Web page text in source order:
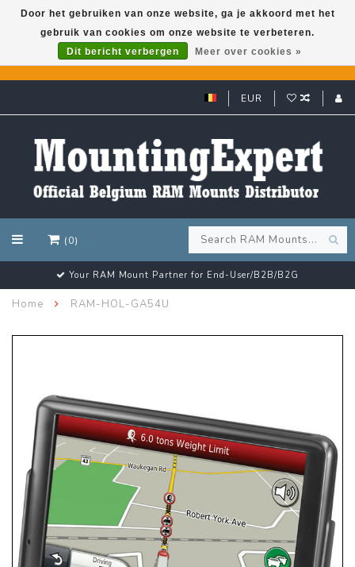
GARMIN GPS met een superkorting tot 50%? Klik hier!
EUR
(0)
Your RAM Mount Partner for End-User/B2B/B2G
Home RAM-HOL-GA54U
Door het gebruiken van onze website, ga je akkoord met het
gebruik van cookies om onze website te verbeteren.
Dit bericht verbergen
Meer over cookies »